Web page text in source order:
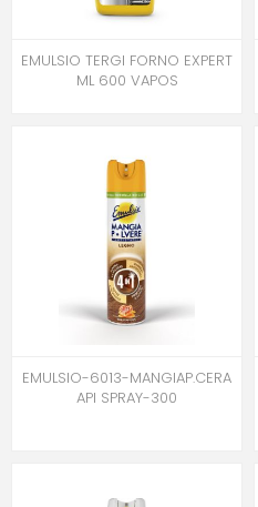
EMULSIO TERGI FORNO EXPERT
ML 600 VAPOS
EMULSIO-6013-MANGIAP.CERA
API SPRAY-300